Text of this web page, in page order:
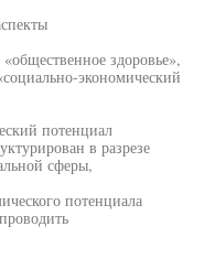
здоровье»,
экономический
потенциал
в разрезе
сферы,
потенциала